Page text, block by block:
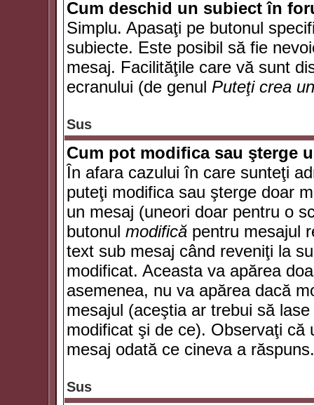
Cum deschid un subiect în
Simplu. Apasaţi pe butonul
subiecte. Este posibil să fie
mesaj. Facilităţile care vă sunt
ecranului (de genul Puteţi crea
Sus
Cum pot modifica sau şterge
În afara cazului în care sunteţi
puteţi modifica sau şterge doar
un mesaj (uneori doar pentru o
butonul modifică pentru mesajul
text sub mesaj când reveniţi la
modificat. Aceasta va apărea
asemenea, nu va apărea dacă
mesajul (aceştia ar trebui să
modificat şi de ce). Observaţi că
mesaj odată ce cineva a răspuns.
Sus